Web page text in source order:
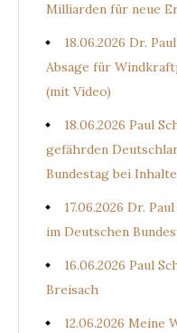
Milliarden für neue
18.06.2026 Dr.
Absage für
(mit Video)
18.06.2026 Paul
gefährden
Bundestag bei
17.06.2026 Dr.
im Deutschen
16.06.2026 Paul
Breisach
12.06.2026 Meine